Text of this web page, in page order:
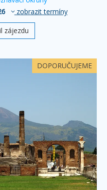
zobrazit termíny
zájezdu
DOPORUČUJEME